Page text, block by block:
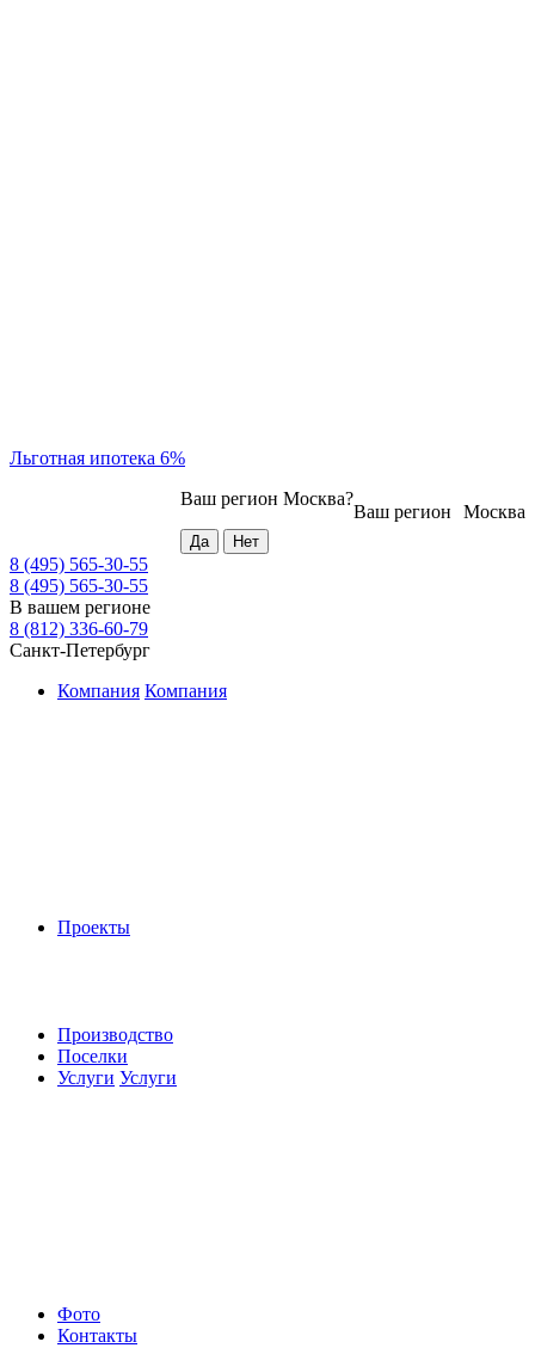
Льготная ипотека 6%
Москва
Ваш регион
Ваш регион Москва?
8 (495) 565-30-55
8 (495) 565-30-55
В вашем регионе
8 (812) 336-60-79
Санкт-Петербург
Компания Компания
Проекты
Производство
Поселки
Услуги Услуги
Фото
Контакты